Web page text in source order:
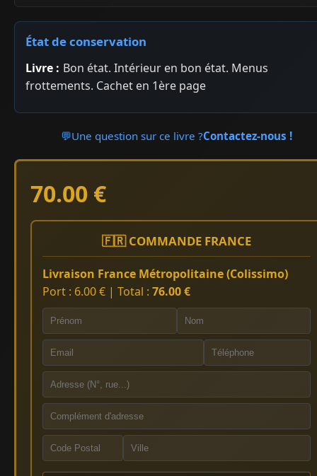
État de conservation
Livre : Bon état. Intérieur en bon état. Menus
frottements. Cachet en 1ère page
💬Une question sur ce livre ?Contactez-nous !
70.00 €
🇫🇷 COMMANDE FRANCE
Livraison France Métropolitaine (Colissimo)
Port : 6.00 € | Total : 76.00 €